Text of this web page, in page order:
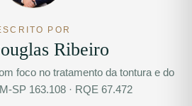
POR
Ribeiro
foco no tratamento da tontura e do
SP 163.108 · RQE 67.472